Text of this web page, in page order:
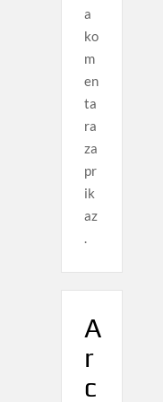
a
ko
m
en
ta
ra
za
pr
ik
az
.
A
r
c